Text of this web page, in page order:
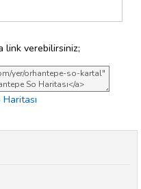
link verebilirsiniz;